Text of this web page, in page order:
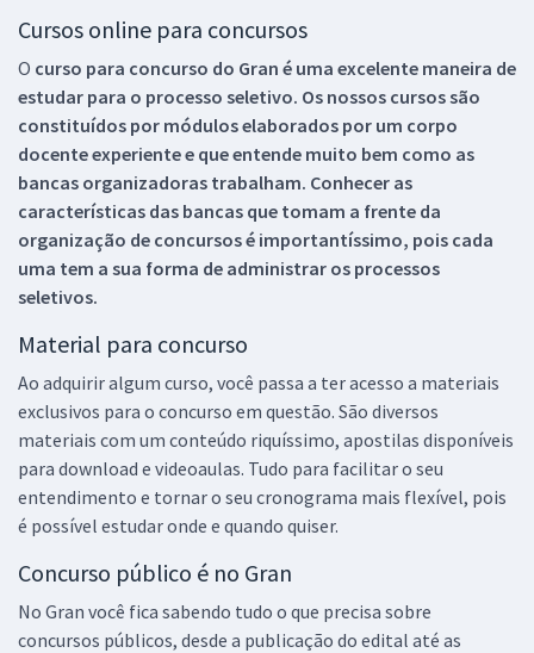
Cursos online para concursos
O curso para concurso do Gran é uma excelente maneira de
estudar para o processo seletivo. Os nossos cursos são
constituídos por módulos elaborados por um corpo
docente experiente e que entende muito bem como as
bancas organizadoras trabalham. Conhecer as
características das bancas que tomam a frente da
organização de concursos é importantíssimo, pois cada
uma tem a sua forma de administrar os processos
seletivos.
Material para concurso
Ao adquirir algum curso, você passa a ter acesso a materiais
exclusivos para o concurso em questão. São diversos
materiais com um conteúdo riquíssimo, apostilas disponíveis
para download e videoaulas. Tudo para facilitar o seu
entendimento e tornar o seu cronograma mais flexível, pois
é possível estudar onde e quando quiser.
Concurso público é no Gran
No Gran você fica sabendo tudo o que precisa sobre
concursos públicos, desde a publicação do edital até as